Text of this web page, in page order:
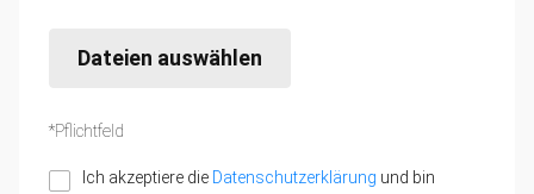
Dateien auswählen
*Pflichtfeld
Ich akzeptiere die Datenschutzerklärung und bin